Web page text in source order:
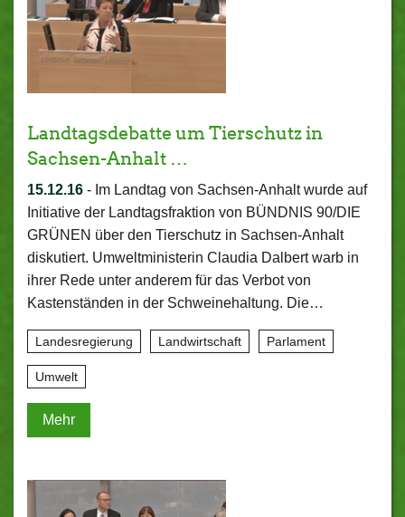
Landtagsdebatte um Tierschutz in
Sachsen-Anhalt …
15.12.16 - Im Landtag von Sachsen-Anhalt wurde auf
Initiative der Landtagsfraktion von BÜNDNIS 90/DIE
GRÜNEN über den Tierschutz in Sachsen-Anhalt
diskutiert. Umweltministerin Claudia Dalbert warb in
ihrer Rede unter anderem für das Verbot von
Kastenständen in der Schweinehaltung. Die…
Landesregierung Landwirtschaft Parlament
Umwelt
Mehr